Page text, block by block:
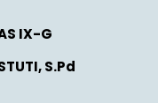
IX-G
S.Pd